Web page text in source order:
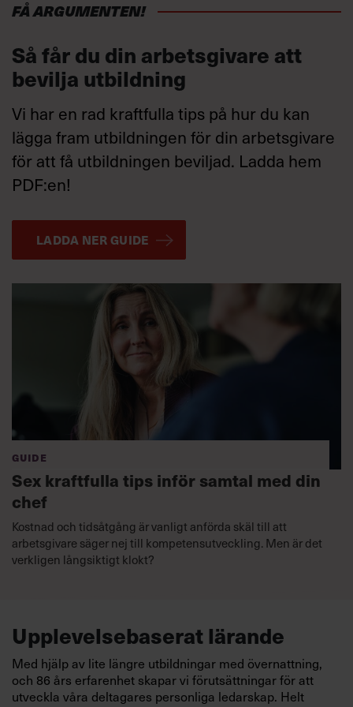
FÅ ARGUMENTEN!
Så får du din arbetsgivare att
bevilja utbildning
Vi har en rad kraftfulla tips på hur du kan
lägga fram utbildningen för din arbetsgivare
för att få utbildningen beviljad. Ladda hem
PDF:en!
LADDA NER GUIDE
GUIDE
Sex kraftfulla tips inför samtal med din
chef
Kostnad och tidsåtgång är vanligt anförda skäl till att
arbetsgivare säger nej till kompetensutveckling. Men är det
verkligen långsiktigt klokt?
Upplevelsebaserat lärande
Med hjälp av lite längre utbildningar med övernattning,
och 86 års erfarenhet skapar vi förutsättningar för att
utveckla våra deltagares personliga ledarskap. Helt